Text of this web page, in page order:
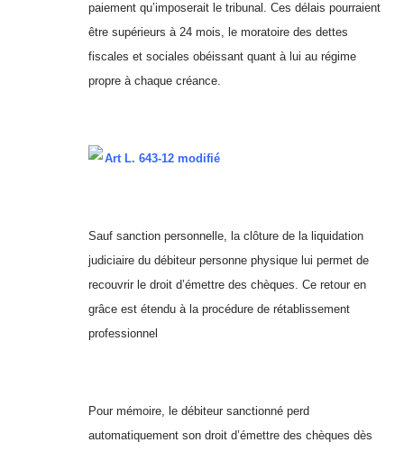
paiement qu’imposerait le tribunal. Ces délais pourraient
être supérieurs à 24 mois, le moratoire des dettes
fiscales et sociales obéissant quant à lui au régime
propre à chaque créance.
Art L. 643-12 modifié
Sauf sanction personnelle, la clôture de la liquidation
judiciaire du débiteur personne physique lui permet de
recouvrir le droit d’émettre des chèques. Ce retour en
grâce est étendu à la procédure de rétablissement
professionnel
Pour mémoire, le débiteur sanctionné perd
automatiquement son droit d’émettre des chèques dès